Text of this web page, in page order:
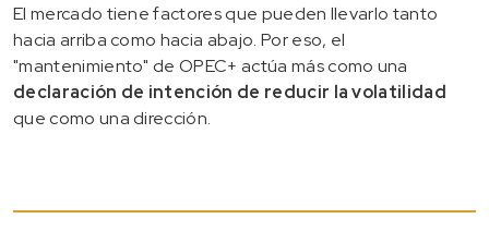
El mercado tiene factores que pueden llevarlo tanto
hacia arriba como hacia abajo. Por eso, el
"mantenimiento" de OPEC+ actúa más como una
declaración de intención de reducir la volatilidad
que como una dirección.